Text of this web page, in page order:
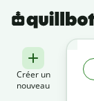
Créer un
nouveau